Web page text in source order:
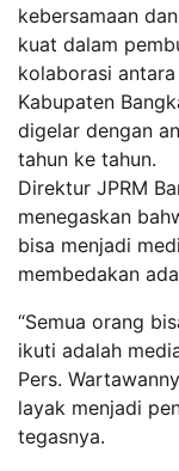
kebersamaan
kuat dalam
kolaborasi
Kabupaten
digelar dengan
tahun ke tahun.
Direktur JPRM
menegaskan
bisa menjadi
membedakan
“Semua orang
ikuti adalah
Pers.
layak menjadi
tegasnya.